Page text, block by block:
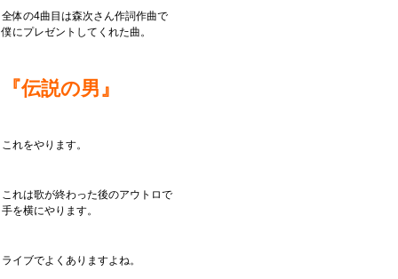
全体の4曲目は森次さん作詞作曲で
僕にプレゼントしてくれた曲。
『伝説の男』
これをやります。
これは歌が終わった後のアウトロで
手を横にやります。
ライブでよくありますよね。